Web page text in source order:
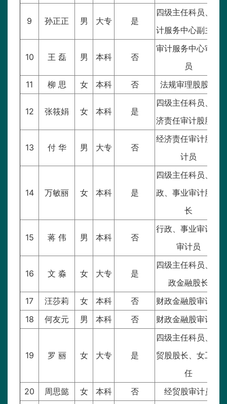
9 孙正正 男 大专 是
四级主任科员、审
计服务中心副主任
10 王 磊 男 本科 否
审计服务中心审计
员
11
柳 思 女 本科 否 法规审理股股长
12 张筱娟 女 本科 是
四级主任科员、经
济责任审计股股长
13 付 华 男 大专 否
经济责任审计股审
计员
14 万敏丽 女 本科 是
四级主任科员、行
政、事业审计股股
长
15 蒋 伟 男 本科 否
行政、事业审计股
审计员
16 文 淼 女 大专 是
四级主任科员、财
政金融股长
17
汪莎莉 女 本科 否
财政金融股审计员
18
何友元 男 本科 否 财政金融股审计员
19 罗 丽 女 大专 是
四级主任科员、经
贸股股长、女工主
任
20
周思懿 女 本科 否 经贸股审计员